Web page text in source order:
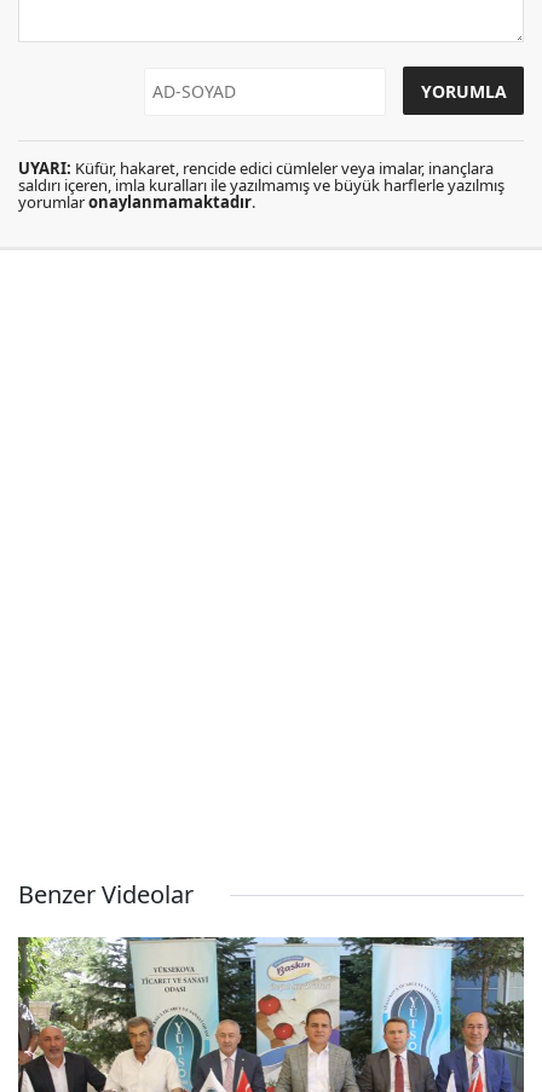
UYARI: Küfür, hakaret, rencide edici cümleler veya imalar, inançlara
saldırı içeren, imla kuralları ile yazılmamış ve büyük harflerle yazılmış
yorumlaronaylanmamaktadır.
Benzer Videolar